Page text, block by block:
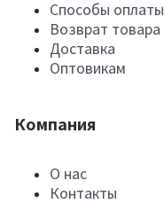
Способы оплаты
Возврат товара
Доставка
Оптовикам
Компания
О нас
Контакты